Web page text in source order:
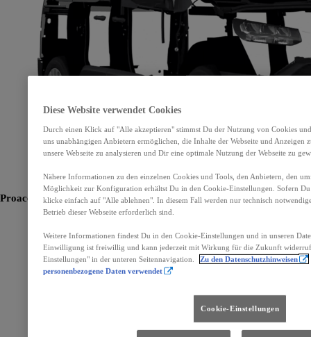
Proace VersoVollelektrisch
Diese Website verwendet Cookies
Durch einen Klick auf "Alle akzeptieren" stimmst Du der Nutzung von Cookies
uns unabhängigen Anbietern ermöglichen, die Inhalte der Webseite und Anzeigen
unsere Webseite zu analysieren und Dir eine optimale Nutzung der Webseite zu
Nähere Informationen zu den einzelnen Cookies und Tools, den Anbietern, den
Möglichkeit zur Konfiguration erhältst Du in den Cookie-Einstellungen. Sofern
klicke einfach auf "Alle ablehnen". In diesem Fall werden nur technisch
Betrieb dieser Webseite erforderlich sind.
Weitere Informationen findest Du in den Cookie-Einstellungen und in unseren
Einwilligung ist freiwillig und kann jederzeit mit Wirkung für die Zukunft
Einstellungen" in der unteren Seitennavigation.
Zu den Datenschutzhinweisen
personenbezogene Daten verwendet
Cookie-Einstellungen